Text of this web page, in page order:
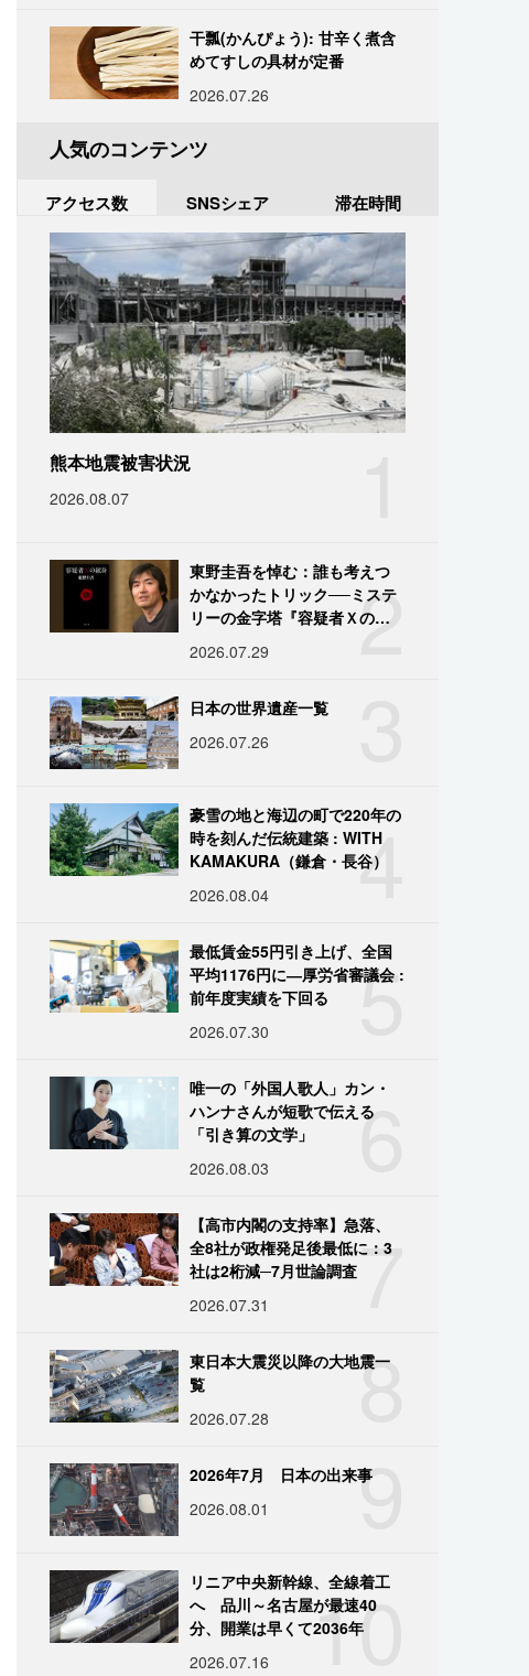
干瓢(かんぴょう): 甘辛く煮含
めてすしの具材が定番
2026.07.26
人気のコンテンツ
アクセス数 SNSシェア 滞在時間
熊本地震被害状況
2026.08.07
2
東野圭吾を悼む：誰も考えつ
かなかったトリック──ミステ
リーの金字塔『容疑者Ｘの献
2026.07.29
日本の世界遺産一覧
2026.07.26
4
豪雪の地と海辺の町で220年の
時を刻んだ伝統建築 : WITH
KAMAKURA（鎌倉・長谷）
2026.08.04
5
最低賃金55円引き上げ、全国
平均1176円に―厚労省審議会 :
前年度実績を下回る
2026.07.30
6
唯一の「外国人歌人」カン・
ハンナさんが短歌で伝える
「引き算の文学」
2026.08.03
7
【高市内閣の支持率】急落、
全8社が政権発足後最低に：3
社は2桁減─7月世論調査
2026.07.31
8
東日本大震災以降の大地震一
覧
2026.07.28
9
2026年7月 日本の出来事
2026.08.01
10
リニア中央新幹線、全線着工
へ 品川～名古屋が最速40
分、開業は早くて2036年
2026.07.16